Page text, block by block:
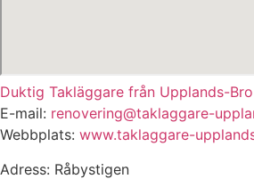
Duktig Takläggare från Upplands-
E-mail: renovering@taklaggare-
Webbplats: www.taklaggare-
Adress: Råbystigen